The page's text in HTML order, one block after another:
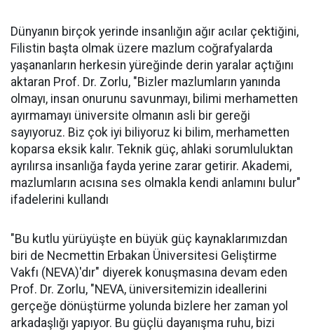
Dünyanın birçok yerinde insanlığın ağır acılar çektiğini,
Filistin başta olmak üzere mazlum coğrafyalarda
yaşananların herkesin yüreğinde derin yaralar açtığını
aktaran Prof. Dr. Zorlu, "Bizler mazlumların yanında
olmayı, insan onurunu savunmayı, bilimi merhametten
ayırmamayı üniversite olmanın asli bir gereği
sayıyoruz. Biz çok iyi biliyoruz ki bilim, merhametten
koparsa eksik kalır. Teknik güç, ahlaki sorumluluktan
ayrılırsa insanlığa fayda yerine zarar getirir. Akademi,
mazlumların acısına ses olmakla kendi anlamını bulur"
ifadelerini kullandı
"Bu kutlu yürüyüşte en büyük güç kaynaklarımızdan
biri de Necmettin Erbakan Üniversitesi Geliştirme
Vakfı (NEVA)'dır" diyerek konuşmasına devam eden
Prof. Dr. Zorlu, "NEVA, üniversitemizin ideallerini
gerçeğe dönüştürme yolunda bizlere her zaman yol
arkadaşlığı yapıyor. Bu güçlü dayanışma ruhu, bizi